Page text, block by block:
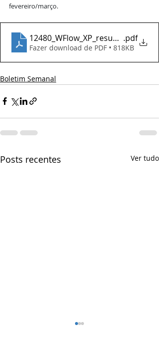
fevereiro/março.
.pdf
Fazer download de PDF • 818KB
Boletim Semanal
Posts recentes Ver tudo